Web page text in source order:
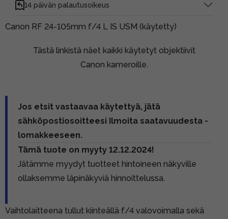
14 päivän palautusoikeus
Canon RF 24-105mm f/4 L IS USM (käytetty)
Tästä linkistä näet kaikki käytetyt objektiivit
Canon kameroille.
Jos etsit vastaavaa käytettyä, jätä
sähköpostiosoitteesi Ilmoita saatavuudesta -
lomakkeeseen.
Tämä tuote on myyty 12.12.2024!
Jätämme myydyt tuotteet hintoineen näkyville
ollaksemme läpinäkyviä hinnoittelussa.
Vaihtolaitteena tullut kiinteällä f/4 valovoimalla sekä